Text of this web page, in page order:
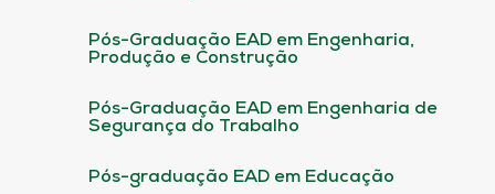
Pós-Graduação EAD em Engenharia,
Produção e Construção
Pós-Graduação EAD em Engenharia de
Segurança do Trabalho
Pós-graduação EAD em Educação